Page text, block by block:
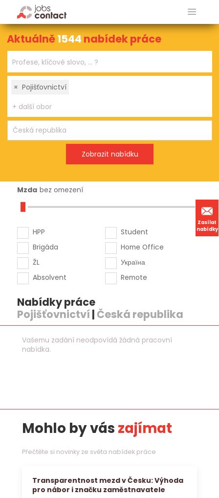
Zasílat
nabídky
Aktuálně1544 nabídek práce
× Pojišťovnictví
Mzda bez omezení
HPP
Brigáda
ŽL
Absolvent
Student
Home Office
Україна
Remote
Nabídky práce
Pojišťovnictví |Česká republika
Vašemu zadání neodpovídá žádná pracovní
nabídka.
Mohlo by vás zajímat
Přečtěte si novinky ze světa nabídek práce
Transparentnost mezd v Česku: Výhoda
pro nábor i značku zaměstnavatele